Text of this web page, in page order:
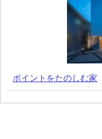
ポイントをたのしむ家